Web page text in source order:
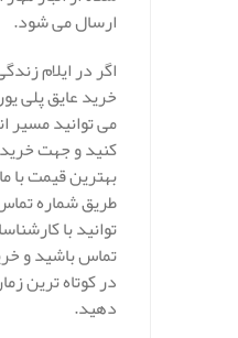
ارسال می شود.
اگر در ایلام
خرید عایق پلی
می توانید مسیر
کنید و جهت خرید
بهترین قیمت با
طریق شماره
توانید با
تماس باشید و
در کوتاه ترین
دهید.